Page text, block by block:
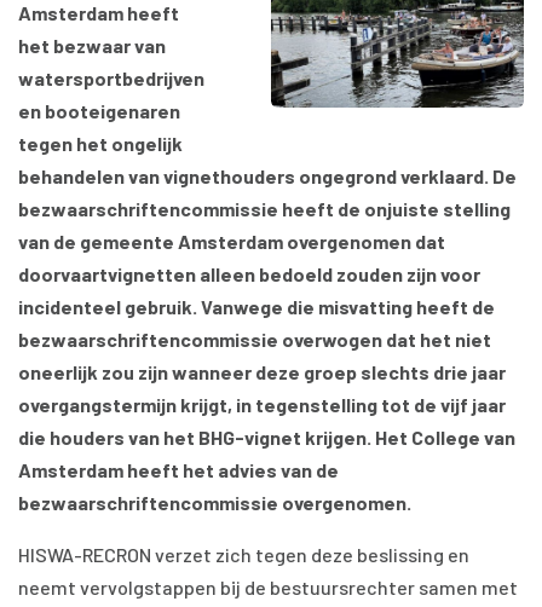
Amsterdam heeft
het bezwaar van
watersportbedrijven
en booteigenaren
tegen het ongelijk
behandelen van vignethouders ongegrond verklaard. De
bezwaarschriftencommissie heeft de onjuiste stelling
van de gemeente Amsterdam overgenomen dat
doorvaartvignetten alleen bedoeld zouden zijn voor
incidenteel gebruik. Vanwege die misvatting heeft de
bezwaarschriftencommissie overwogen dat het niet
oneerlijk zou zijn wanneer deze groep slechts drie jaar
overgangstermijn krijgt, in tegenstelling tot de vijf jaar
die houders van het BHG-vignet krijgen. Het College van
Amsterdam heeft het advies van de
bezwaarschriftencommissie overgenomen.
HISWA-RECRON verzet zich tegen deze beslissing en
neemt vervolgstappen bij de bestuursrechter samen met